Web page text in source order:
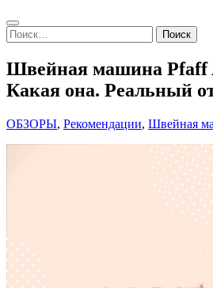
Search
Найти:
Швейная машина Pfaff
Какая она. Реальный
ОБЗОРЫ, Рекомендации, Швейная